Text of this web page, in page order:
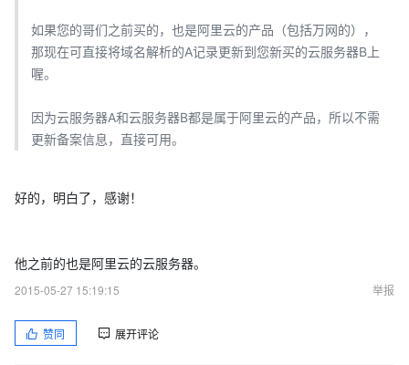
如果您的哥们之前买的，也是阿里云的产品（包括万网的），
那现在可直接将域名解析的A记录更新到您新买的云服务器B上
喔。
因为云服务器A和云服务器B都是属于阿里云的产品，所以不需
更新备案信息，直接可用。
好的，明白了，感谢！
他之前的也是阿里云的云服务器。
2015-05-27 15:19:15
举报
赞同 展开评论